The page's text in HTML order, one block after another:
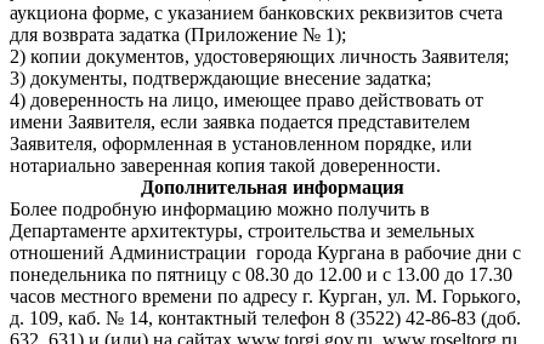
аукциона форме, с указанием банковских реквизитов счета
для возврата задатка (Приложение № 1);
2) копии документов, удостоверяющих личность Заявителя;
3) документы, подтверждающие внесение задатка;
4) доверенность на лицо, имеющее право действовать от
имени Заявителя, если заявка подается представителем
Заявителя, оформленная в установленном порядке, или
нотариально заверенная копия такой доверенности.
Дополнительная информация
Более подробную информацию можно получить в
Департаменте архитектуры, строительства и земельных
отношений Администрации города Кургана в рабочие дни с
понедельника по пятницу с 08.30 до 12.00 и с 13.00 до 17.30
часов местного времени по адресу г. Курган, ул. М. Горького,
д. 109, каб. № 14, контактный телефон 8 (3522) 42-86-83 (доб.
632, 631) и (или) на сайтах www.torgi.gov.ru, www.roseltorg.ru,